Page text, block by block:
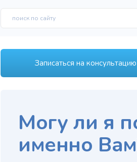
Записаться на консультацию
Могу ли я
именно